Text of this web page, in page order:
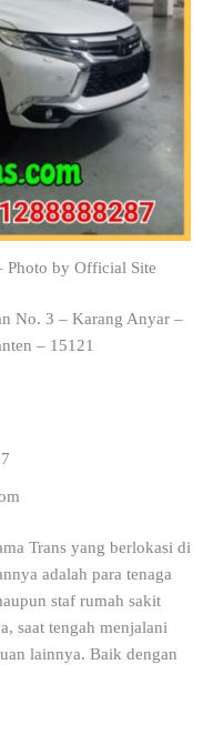
Photo by Official Site
No. 3 – Karang Anyar –
– 15121
Trans yang berlokasi di
adalah para tenaga
staf rumah sakit
saat tengah menjalani
lainnya. Baik dengan